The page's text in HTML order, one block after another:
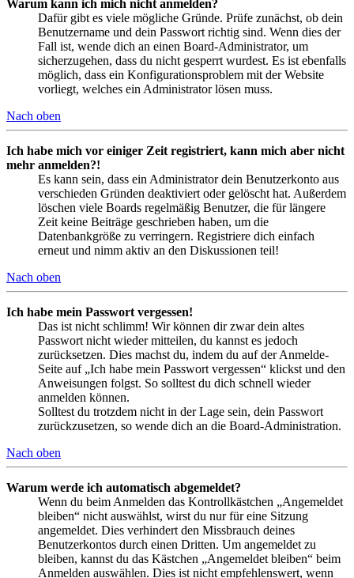
Warum kann ich mich nicht anmelden?
Dafür gibt es viele mögliche Gründe. Prüfe zunächst, ob dein
Benutzername und dein Passwort richtig sind. Wenn dies der
Fall ist, wende dich an einen Board-Administrator, um
sicherzugehen, dass du nicht gesperrt wurdest. Es ist ebenfalls
möglich, dass ein Konfigurationsproblem mit der Website
vorliegt, welches ein Administrator lösen muss.
Nach oben
Ich habe mich vor einiger Zeit registriert, kann mich aber nicht
mehr anmelden?!
Es kann sein, dass ein Administrator dein Benutzerkonto aus
verschieden Gründen deaktiviert oder gelöscht hat. Außerdem
löschen viele Boards regelmäßig Benutzer, die für längere
Zeit keine Beiträge geschrieben haben, um die
Datenbankgröße zu verringern. Registriere dich einfach
erneut und nimm aktiv an den Diskussionen teil!
Nach oben
Ich habe mein Passwort vergessen!
Das ist nicht schlimm! Wir können dir zwar dein altes
Passwort nicht wieder mitteilen, du kannst es jedoch
zurücksetzen. Dies machst du, indem du auf der Anmelde-
Seite auf „Ich habe mein Passwort vergessen“ klickst und den
Anweisungen folgst. So solltest du dich schnell wieder
anmelden können.
Solltest du trotzdem nicht in der Lage sein, dein Passwort
zurückzusetzen, so wende dich an die Board-Administration.
Nach oben
Warum werde ich automatisch abgemeldet?
Wenn du beim Anmelden das Kontrollkästchen „Angemeldet
bleiben“ nicht auswählst, wirst du nur für eine Sitzung
angemeldet. Dies verhindert den Missbrauch deines
Benutzerkontos durch einen Dritten. Um angemeldet zu
bleiben, kannst du das Kästchen „Angemeldet bleiben“ beim
Anmelden auswählen. Dies ist nicht empfehlenswert, wenn